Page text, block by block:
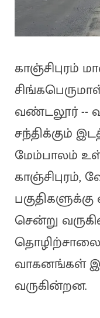
காஞ்சிபுரம்
வண்டலூர் --
சந்திக்கும்
மேம்பாலம்
காஞ்சிபுரம்,
சென்று
வாகனங்கள்
வருகின்றன.